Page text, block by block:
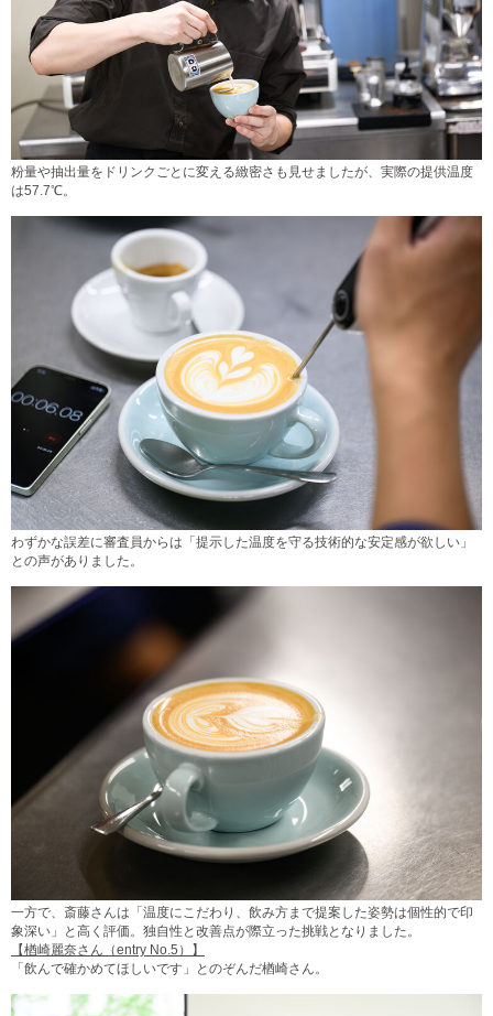
粉量や抽出量をドリンクごとに変える緻密さも見せましたが、実際の提供温度
は57.7℃。
わずかな誤差に審査員からは「提示した温度を守る技術的な安定感が欲しい」
との声がありました。
一方で、斎藤さんは「温度にこだわり、飲み方まで提案した姿勢は個性的で印
象深い」と高く評価。独自性と改善点が際立った挑戦となりました。
【楢崎麗奈さん（entry No.5）】
「飲んで確かめてほしいです」とのぞんだ楢崎さん。